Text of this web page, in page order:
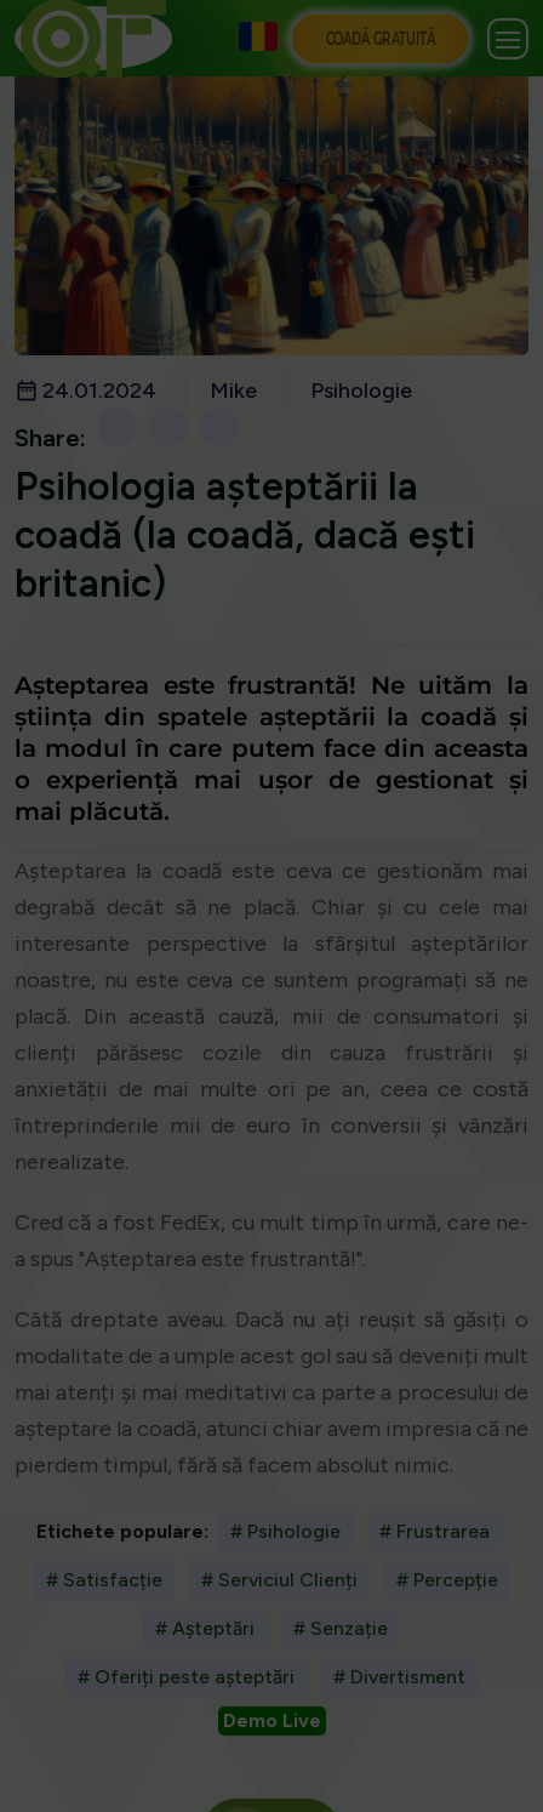
COADĂ GRATUITĂ
24.01.2024 Mike Psihologie
Share:
Psihologia așteptării la
coadă (la coadă, dacă ești
britanic)
Așteptarea este frustrantă! Ne uităm la
știința din spatele așteptării la coadă și
la modul în care putem face din aceasta
o experiență mai ușor de gestionat și
mai plăcută.
Așteptarea la coadă este ceva ce gestionăm mai
degrabă decât să ne placă. Chiar și cu cele mai
interesante perspective la sfârșitul așteptărilor
noastre, nu este ceva ce suntem programați să ne
placă. Din această cauză, mii de consumatori și
clienți părăsesc cozile din cauza frustrării și
anxietății de mai multe ori pe an, ceea ce costă
întreprinderile mii de euro în conversii și vânzări
nerealizate.
Cred că a fost FedEx, cu mult timp în urmă, care ne-
a spus "Așteptarea este frustrantă!".
Câtă dreptate aveau. Dacă nu ați reușit să găsiți o
modalitate de a umple acest gol sau să deveniți mult
mai atenți și mai meditativi ca parte a procesului de
așteptare la coadă, atunci chiar avem impresia că ne
pierdem timpul, fără să facem absolut nimic.
Etichete populare: # Psihologie # Frustrarea
# Satisfacție # Serviciul Clienți # Percepție
# Așteptări # Senzație
# Oferiți peste așteptări
# Divertisment
Demo Live